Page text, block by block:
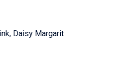
Daisy Margarit